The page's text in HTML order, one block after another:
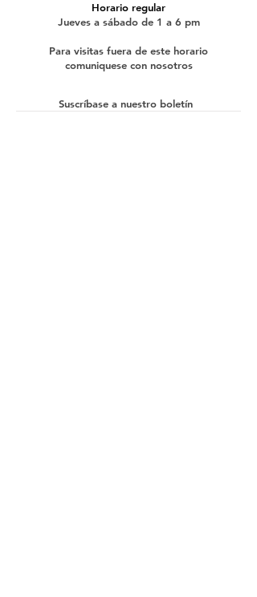
Horario regular
Jueves a sábado de 1 a 6 pm
Para visitas fuera de este horario
comuniquese con nosotros
Suscríbase a nuestro boletín